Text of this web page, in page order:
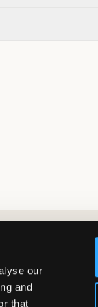
our
and
that